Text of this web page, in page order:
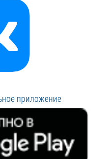
приложение